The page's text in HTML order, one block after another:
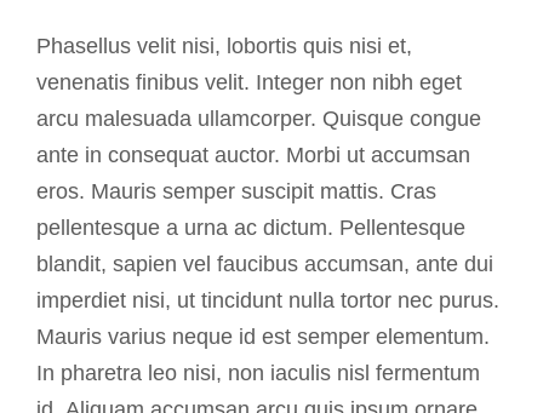
Phasellus velit nisi, lobortis quis nisi et,
venenatis finibus velit. Integer non nibh eget
arcu malesuada ullamcorper. Quisque congue
ante in consequat auctor. Morbi ut accumsan
eros. Mauris semper suscipit mattis. Cras
pellentesque a urna ac dictum. Pellentesque
blandit, sapien vel faucibus accumsan, ante dui
imperdiet nisi, ut tincidunt nulla tortor nec purus.
Mauris varius neque id est semper elementum.
In pharetra leo nisi, non iaculis nisl fermentum